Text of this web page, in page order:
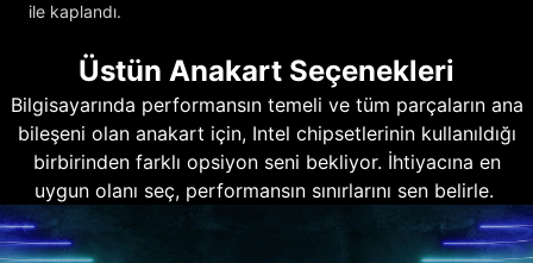
ile kaplandı.
Üstün Anakart Seçenekleri
Bilgisayarında performansın temeli ve tüm parçaların ana
bileşeni olan anakart için, Intel chipsetlerinin kullanıldığı
birbirinden farklı opsiyon seni bekliyor. İhtiyacına en
uygun olanı seç, performansın sınırlarını sen belirle.